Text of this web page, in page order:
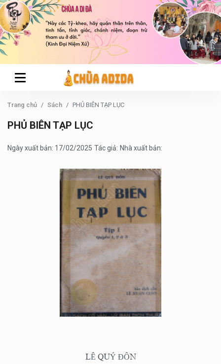
Trang chủ Sách PHỦ BIÊN TẠP LỤC
PHỦ BIÊN TẠP LỤC
Ngày xuất bản: 17/02/2025 Tác giả: Nhà xuất bản:
LÊ QUÝ ĐÔN